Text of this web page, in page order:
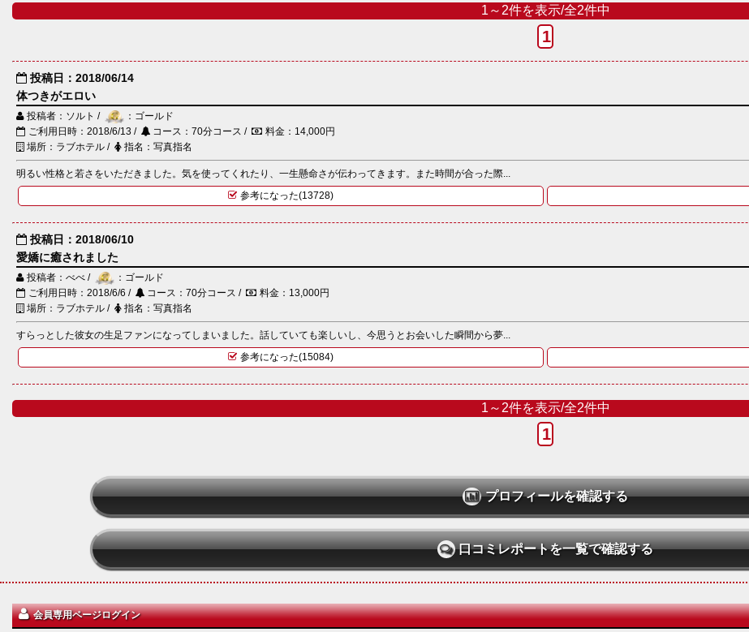
1～2件を表示/全2件中
1
投稿日：2018/06/14
体つきがエロい
投稿者：ソルト /
：ゴールド
ご利用日時：2018/6/13 /
コース：70分コース /
料金：14,000円
場所：ラブホテル /
指名：写真指名
明るい性格と若さをいただきました。気を使ってくれたり、一生懸命さが伝わってきます。また時間が合った際...
参考になった(13728)
投稿日：2018/06/10
愛嬌に癒されました
投稿者：べべ /
：ゴールド
ご利用日時：2018/6/6 /
コース：70分コース /
料金：13,000円
場所：ラブホテル /
指名：写真指名
すらっとした彼女の生足ファンになってしまいました。話していても楽しいし、今思うとお会いした瞬間から夢...
参考になった(15084)
1～2件を表示/全2件中
1
プロフィールを確認する
口コミレポートを一覧で確認する
会員専用ページログイン